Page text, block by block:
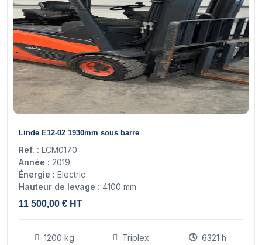
Linde E12-02 1930mm sous barre
Ref. : LCM0170
Année : 2019
Énergie : Electric
Hauteur de levage : 4100 mm
11 500,00 € HT
1200 kg Triplex 6321 h